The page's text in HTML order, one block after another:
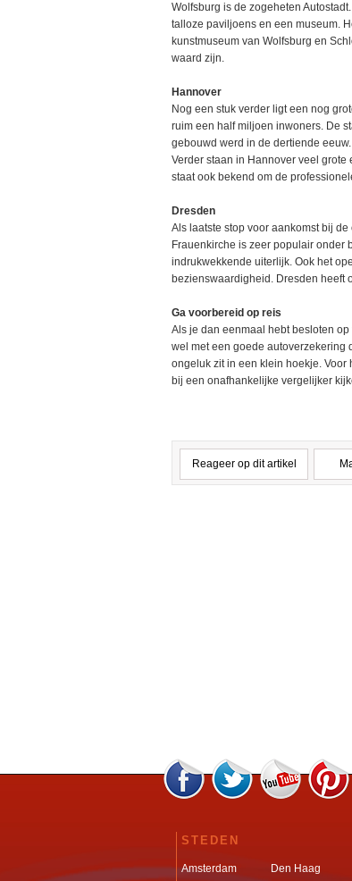
Wolfsburg is de zogeheten
talloze paviljoens en een museum.
kunstmuseum van Wolfsburg en
waard zijn.
Hannover
Nog een stuk verder ligt een nog
ruim een half miljoen inwoners. De
gebouwd werd in de dertiende
Verder staan in Hannover veel grote
staat ook bekend om de
Dresden
Als laatste stop voor aankomst bij
Frauenkirche is zeer populair onder
indrukwekkende uiterlijk. Ook het
bezienswaardigheid. Dresden heeft
Ga voorbereid op reis
Als je dan eenmaal hebt besloten
wel met een goede autoverzekering
ongeluk zit in een klein hoekje.
bij een onafhankelijke vergelijker
Reageer op dit artikel
STEDEN
Amsterdam
Den Haag